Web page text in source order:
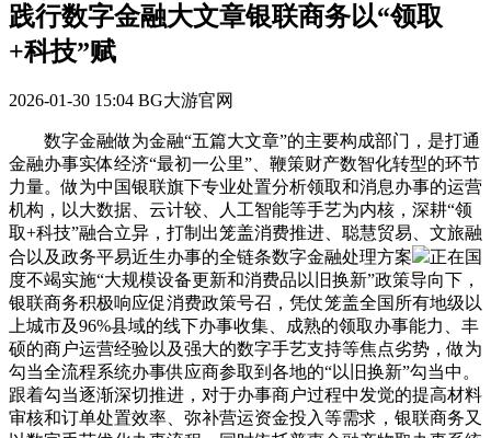
践行数字金融大文章银联商务以“领取
+科技”赋
2026-01-30 15:04 BG大游官网
数字金融做为金融“五篇大文章”的主要构成部门，是打通
金融办事实体经济“最初一公里”、鞭策财产数智化转型的环节
力量。做为中国银联旗下专业处置分析领取和消息办事的运营
机构，以大数据、云计较、人工智能等手艺为内核，深耕“领
取+科技”融合立异，打制出笼盖消费推进、聪慧贸易、文旅融
合以及政务平易近生办事的全链条数字金融处理方案
正在国
度不竭实施“大规模设备更新和消费品以旧换新”政策导向下，
银联商务积极响应促消费政策号召，凭仗笼盖全国所有地级以
上城市及96%县域的线下办事收集、成熟的领取办事能力、丰
硕的商户运营经验以及强大的数字手艺支持等焦点劣势，做为
勾当全流程系统办事供应商参取到各地的“以旧换新”勾当中。
跟着勾当逐渐深切推进，对于办事商户过程中发觉的提高材料
审核和订单处置效率、弥补营运资金投入等需求，银联商务又